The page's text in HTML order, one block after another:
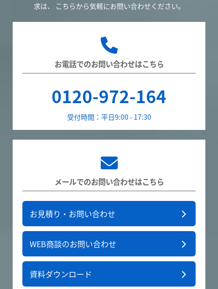
求は、
こちらから気軽にお問い合わせください。
お電話でのお問い合わせはこちら
0120-972-164
受付時間：平日9:00 - 17:30
メールでのお問い合わせはこちら
お見積り・お問い合わせ
WEB商談のお問い合わせ
資料ダウンロード